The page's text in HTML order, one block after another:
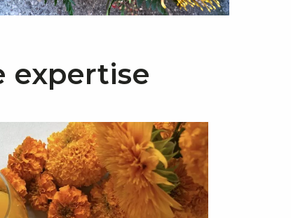
expertise